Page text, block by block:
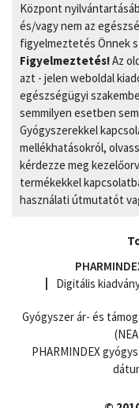
Központ
és/vagy nem az
figyelmeztetés Önnek
Figyelmeztetés!Az
azt - jelen weboldal
egészségügyi
semmilyen esetben
Gyógyszerekkel
mellékhatásokról,
kérdezze meg
termékekkel
használati útmutatót
Digitális
Gyógyszer ár- és
PHARMINDEX